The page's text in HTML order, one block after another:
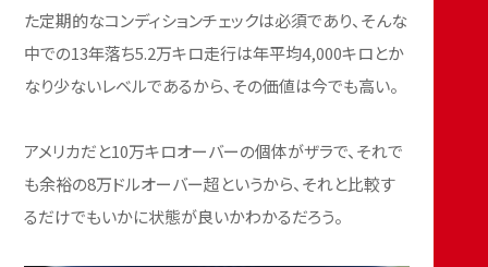
た定期的なコンディションチェックは必須であり、そんな
中での13年落ち5.2万キロ走行は年平均4,000キロとか
なり少ないレベルであるから、その価値は今でも高い。
アメリカだと10万キロオーバーの個体がザラで、それで
も余裕の8万ドルオーバー超というから、それと比較す
るだけでもいかに状態が良いかわかるだろう。